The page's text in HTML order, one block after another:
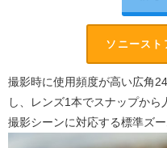
ソニースト
撮影時に使用頻度が高い広角
し、レンズ1本でスナップか
撮影シーンに対応する標準ズ